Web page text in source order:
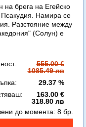
на брега на Егейско
Намира се
Разстояние между
(Солун) е
555.00 €
1085.49 лв
29.37 %
163.00 €
318.80 лв
до момента: 8 бр.